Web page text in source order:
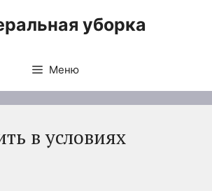
уборка
Меню
в условиях